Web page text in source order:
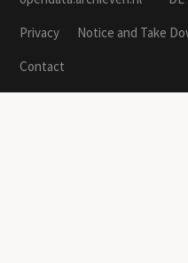
Privacy
Notice and Take
Contact